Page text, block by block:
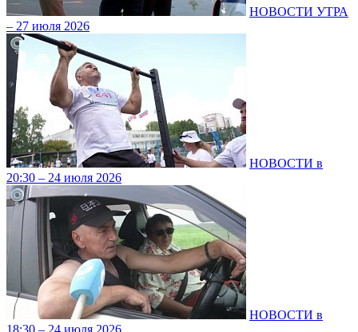
НОВОСТИ УТРА
– 27 июля 2026
НОВОСТИ в
20:30 – 24 июля 2026
НОВОСТИ в
18:30 – 24 июля 2026